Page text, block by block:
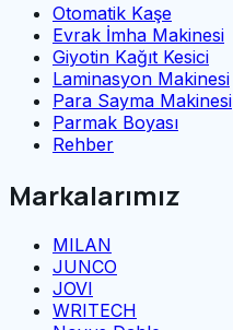
Otomatik Kaşe
Evrak İmha Makinesi
Giyotin Kağıt Kesici
Laminasyon Makinesi
Para Sayma Makinesi
Parmak Boyası
Rehber
Markalarımız
MILAN
JUNCO
JOVI
WRITECH